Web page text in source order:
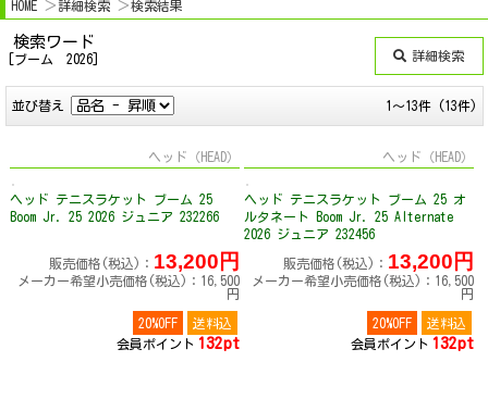
HOME 詳細検索 検索結果
検索ワード
[ブーム 2026] 詳細検索
並び替え 1～13件 (13件)
ヘッド（HEAD）
ヘッド テニスラケット ブーム 25
Boom Jr. 25 2026 ジュニア 232266
販売価格(税込)： 13,200円
メーカー希望小売価格(税込)：16,500
円
20%OFF
送料込
会員ポイント 132pt
ヘッド（HEAD）
ヘッド テニスラケット ブーム 25 オ
ルタネート Boom Jr. 25 Alternate
2026 ジュニア 232456
販売価格(税込)： 13,200円
メーカー希望小売価格(税込)：16,500
円
20%OFF
送料込
会員ポイント 132pt